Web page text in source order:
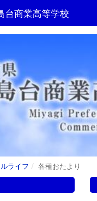
台商業高等学校
ライフ
各種おたより